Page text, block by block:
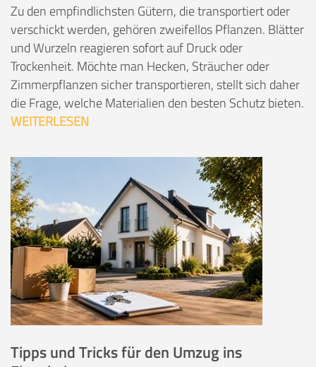
Zu den empfindlichsten Gütern, die transportiert oder
verschickt werden, gehören zweifellos Pflanzen. Blätter
und Wurzeln reagieren sofort auf Druck oder
Trockenheit. Möchte man Hecken, Sträucher oder
Zimmerpflanzen sicher transportieren, stellt sich daher
die Frage, welche Materialien den besten Schutz bieten.
WEITERLESEN
Tipps und Tricks für den Umzug ins